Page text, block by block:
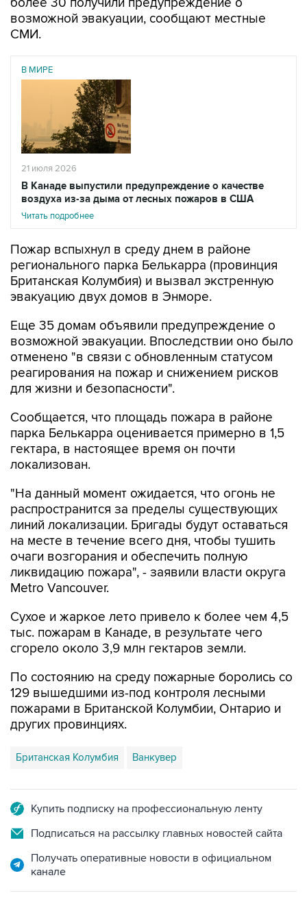
более 30 получили предупреждение о
возможной эвакуации, сообщают местные
СМИ.
В МИРЕ
21 июля 2026
В Канаде выпустили предупреждение о качестве
воздуха из-за дыма от лесных пожаров в США
Читать подробнее
Пожар вспыхнул в среду днем в районе
регионального парка Белькарра (провинция
Британская Колумбия) и вызвал экстренную
эвакуацию двух домов в Энморе.
Еще 35 домам объявили предупреждение о
возможной эвакуации. Впоследствии оно было
отменено "в связи с обновленным статусом
реагирования на пожар и снижением рисков
для жизни и безопасности".
Сообщается, что площадь пожара в районе
парка Белькарра оценивается примерно в 1,5
гектара, в настоящее время он почти
локализован.
"На данный момент ожидается, что огонь не
распространится за пределы существующих
линий локализации. Бригады будут оставаться
на месте в течение всего дня, чтобы тушить
очаги возгорания и обеспечить полную
ликвидацию пожара", - заявили власти округа
Metro Vancouver.
Сухое и жаркое лето привело к более чем 4,5
тыс. пожарам в Канаде, в результате чего
сгорело около 3,9 млн гектаров земли.
По состоянию на среду пожарные боролись со
129 вышедшими из-под контроля лесными
пожарами в Британской Колумбии, Онтарио и
других провинциях.
Британская Колумбия Ванкувер
Купить подписку на профессиональную ленту
Подписаться на рассылку главных новостей сайта
Получать оперативные новости в официальном
канале